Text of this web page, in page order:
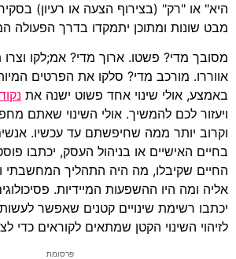
היא" או "רק" (בצירוף הצעה או רעיון)
מבט שונות ומתוכן יתמקדו בדרך הפעולה
מסובך מדי? פשטו. ארוך מדי? אמ;לקו
אווררו. מורכב מדי? סלקו את הפרטים
באמצע, אולי שינוי אחד פשוט ישנה את
ויעזור לכם להמשיך. אולי השינוי שאתם
וקרוב יותר ממה שחיפשתם עד עכשיו.
בחיים האישיים או בניהול העסק, יכתבו
החיים שקיבלו, מה היה התהליך המחשבתי
אליה ומה היו ההשפעות המיידיות.
יכתבו רשימת שינויים קטנים שאפשר לעשות
לזיהוי השינוי הקטן שמתאים לקוראים כדי
פרסומת